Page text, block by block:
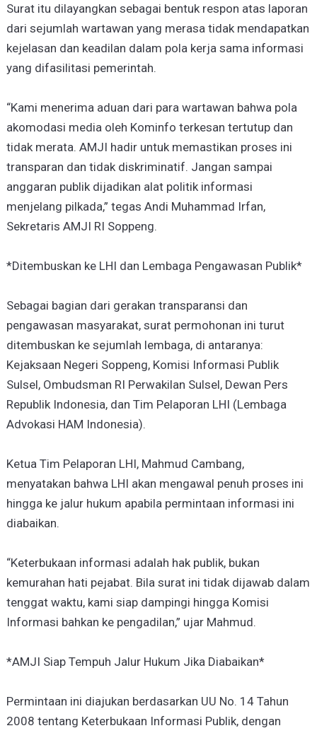
Surat itu dilayangkan sebagai bentuk respon atas laporan
dari sejumlah wartawan yang merasa tidak mendapatkan
kejelasan dan keadilan dalam pola kerja sama informasi
yang difasilitasi pemerintah.
“Kami menerima aduan dari para wartawan bahwa pola
akomodasi media oleh Kominfo terkesan tertutup dan
tidak merata. AMJI hadir untuk memastikan proses ini
transparan dan tidak diskriminatif. Jangan sampai
anggaran publik dijadikan alat politik informasi
menjelang pilkada,” tegas Andi Muhammad Irfan,
Sekretaris AMJI RI Soppeng.
*Ditembuskan ke LHI dan Lembaga Pengawasan Publik*
Sebagai bagian dari gerakan transparansi dan
pengawasan masyarakat, surat permohonan ini turut
ditembuskan ke sejumlah lembaga, di antaranya:
Kejaksaan Negeri Soppeng, Komisi Informasi Publik
Sulsel, Ombudsman RI Perwakilan Sulsel, Dewan Pers
Republik Indonesia, dan Tim Pelaporan LHI (Lembaga
Advokasi HAM Indonesia).
Ketua Tim Pelaporan LHI, Mahmud Cambang,
menyatakan bahwa LHI akan mengawal penuh proses ini
hingga ke jalur hukum apabila permintaan informasi ini
diabaikan.
“Keterbukaan informasi adalah hak publik, bukan
kemurahan hati pejabat. Bila surat ini tidak dijawab dalam
tenggat waktu, kami siap dampingi hingga Komisi
Informasi bahkan ke pengadilan,” ujar Mahmud.
*AMJI Siap Tempuh Jalur Hukum Jika Diabaikan*
Permintaan ini diajukan berdasarkan UU No. 14 Tahun
2008 tentang Keterbukaan Informasi Publik, dengan